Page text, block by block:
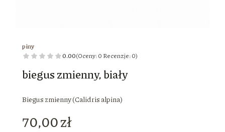
piny
0.00(Oceny: 0 Recenzje: 0)
biegus zmienny, biały
Biegus zmienny (Calidris alpina)
Cena
70,00 zł